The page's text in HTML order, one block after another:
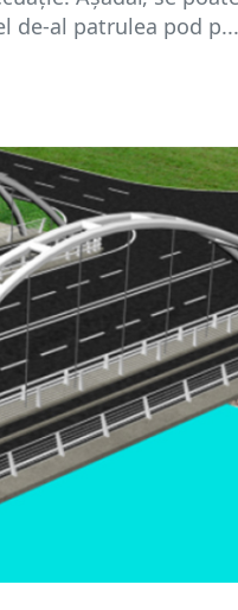
de-al patrulea pod p...